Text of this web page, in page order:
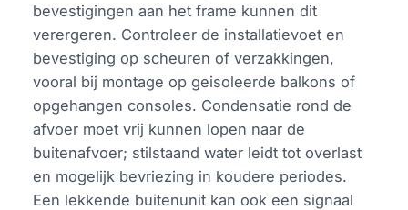
bevestigingen aan het frame kunnen dit
verergeren. Controleer de installatievoet en
bevestiging op scheuren of verzakkingen,
vooral bij montage op geisoleerde balkons of
opgehangen consoles. Condensatie rond de
afvoer moet vrij kunnen lopen naar de
buitenafvoer; stilstaand water leidt tot overlast
en mogelijk bevriezing in koudere periodes.
Een lekkende buitenunit kan ook een signaal